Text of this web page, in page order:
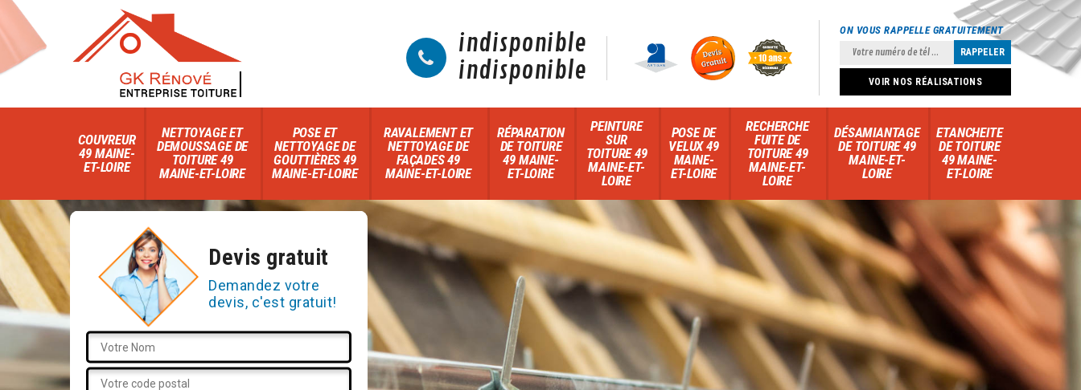
indisponible
indisponible
ON VOUS RAPPELLE GRATUITEMENT
VOIR NOS RÉALISATIONS
COUVREUR
49 MAINE-
ET-LOIRE
NETTOYAGE ET
DEMOUSSAGE DE
TOITURE 49
MAINE-ET-LOIRE
POSE ET
NETTOYAGE DE
GOUTTIÈRES 49
MAINE-ET-LOIRE
RAVALEMENT ET
NETTOYAGE DE
FAÇADES 49
MAINE-ET-LOIRE
RÉPARATION
DE TOITURE
49 MAINE-
ET-LOIRE
PEINTURE
SUR
TOITURE 49
MAINE-ET-
LOIRE
POSE DE
VELUX 49
MAINE-
ET-LOIRE
RECHERCHE
FUITE DE
TOITURE 49
MAINE-ET-
LOIRE
DÉSAMIANTAGE
DE TOITURE 49
MAINE-ET-
LOIRE
ETANCHEITE
DE TOITURE
49 MAINE-
ET-LOIRE
Devis gratuit
Demandez votre
devis, c'est gratuit!